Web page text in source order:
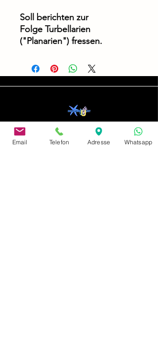
Soll berichten zur
Folge Turbellarien
("Planarien") fressen.
Email Telefon Adresse Whatsapp